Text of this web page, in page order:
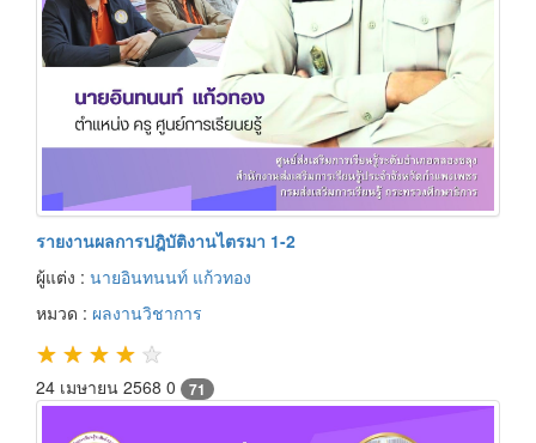
รายงานผลการปฎิบัติงานไตรมา 1-2
ผู้แต่ง : นายอินทนนท์ แก้วทอง
หมวด : ผลงานวิชาการ
★ ★ ★ ★ ★
24 เมษายน 2568 0 71